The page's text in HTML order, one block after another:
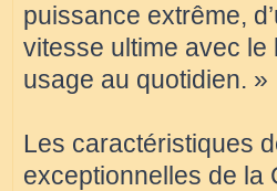
puissance extrême,
vitesse ultime avec le
usage au quotidien. »
Les caractéristiques
exceptionnelles de la